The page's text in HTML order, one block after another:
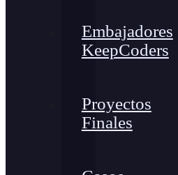
Embajadores
KeepCoders
Proyectos
Finales